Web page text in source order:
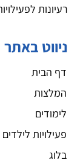
רעיונות
ניווט באתר
דף הבית
המלצות
לימודים
פעילויות לילדים
בלוג